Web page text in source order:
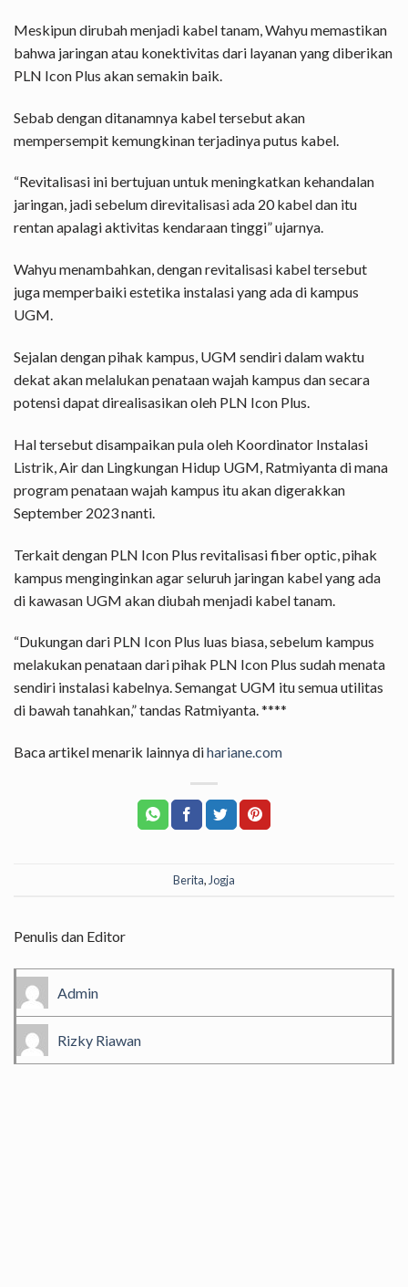
Meskipun dirubah menjadi kabel tanam, Wahyu memastikan
bahwa jaringan atau konektivitas dari layanan yang diberikan
PLN Icon Plus akan semakin baik.
Sebab dengan ditanamnya kabel tersebut akan
mempersempit kemungkinan terjadinya putus kabel.
“Revitalisasi ini bertujuan untuk meningkatkan kehandalan
jaringan, jadi sebelum direvitalisasi ada 20 kabel dan itu
rentan apalagi aktivitas kendaraan tinggi” ujarnya.
Wahyu menambahkan, dengan revitalisasi kabel tersebut
juga memperbaiki estetika instalasi yang ada di kampus
UGM.
Sejalan dengan pihak kampus, UGM sendiri dalam waktu
dekat akan melalukan penataan wajah kampus dan secara
potensi dapat direalisasikan oleh PLN Icon Plus.
Hal tersebut disampaikan pula oleh Koordinator Instalasi
Listrik, Air dan Lingkungan Hidup UGM, Ratmiyanta di mana
program penataan wajah kampus itu akan digerakkan
September 2023 nanti.
Terkait dengan PLN Icon Plus revitalisasi fiber optic, pihak
kampus menginginkan agar seluruh jaringan kabel yang ada
di kawasan UGM akan diubah menjadi kabel tanam.
“Dukungan dari PLN Icon Plus luas biasa, sebelum kampus
melakukan penataan dari pihak PLN Icon Plus sudah menata
sendiri instalasi kabelnya. Semangat UGM itu semua utilitas
di bawah tanahkan,” tandas Ratmiyanta. ****
Baca artikel menarik lainnya dihariane.com
Berita, Jogja
Penulis dan Editor
Admin
Rizky Riawan